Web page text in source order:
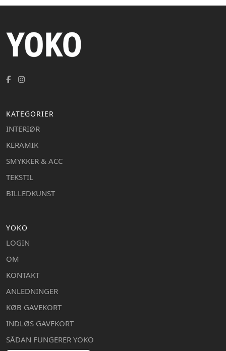
KATEGORIER
INTERIØR
KERAMIK
SMYKKER & ACC
TEKSTIL
BILLEDKUNST
YOKO
LOGIN
OM
KONTAKT
ANLEDNINGER
KØB GAVEKORT
INDLØS GAVEKORT
SÅDAN FUNGERER YOKO